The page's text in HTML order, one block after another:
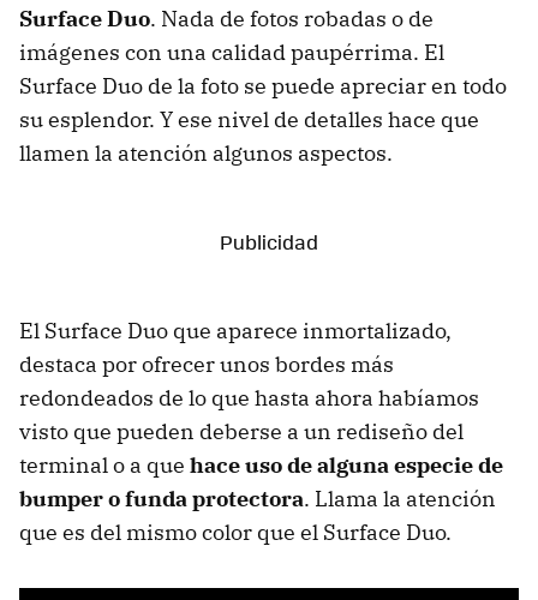
Surface Duo. Nada de fotos robadas o de
imágenes con una calidad paupérrima. El
Surface Duo de la foto se puede apreciar en todo
su esplendor. Y ese nivel de detalles hace que
llamen la atención algunos aspectos.
El Surface Duo que aparece inmortalizado,
destaca por ofrecer unos bordes más
redondeados de lo que hasta ahora habíamos
visto que pueden deberse a un rediseño del
terminal o a que hace uso de alguna especie de
bumper o funda protectora. Llama la atención
que es del mismo color que el Surface Duo.